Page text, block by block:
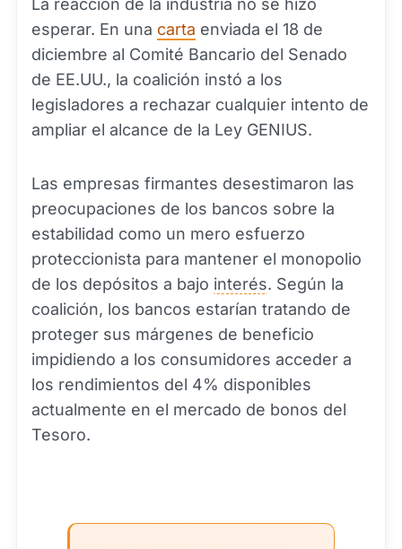
La reacción de la industria no se hizo
esperar. En una carta enviada el 18 de
diciembre al Comité Bancario del Senado
de EE.UU., la coalición instó a los
legisladores a rechazar cualquier intento de
ampliar el alcance de la Ley GENIUS.
Las empresas firmantes desestimaron las
preocupaciones de los bancos sobre la
estabilidad como un mero esfuerzo
proteccionista para mantener el monopolio
de los depósitos a bajo interés. Según la
coalición, los bancos estarían tratando de
proteger sus márgenes de beneficio
impidiendo a los consumidores acceder a
los rendimientos del 4% disponibles
actualmente en el mercado de bonos del
Tesoro.